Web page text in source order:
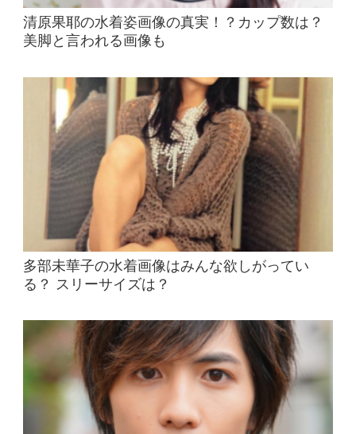
清原果耶の水着姿画像の真実！？カップ数は？
美脚と言われる画像も
多部未華子の水着画像はみんな欲しがってい
る？ スリーサイズは？